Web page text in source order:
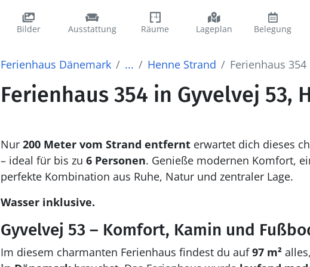
Bilder Ausstattung Räume Lageplan Belegung
Ferienhaus Dänemark ... Henne Strand Ferienhaus 354
Ferienhaus 354 in Gyvelvej 53,
Nur 200 Meter vom Strand entfernterwartet dich dieses
– ideal für bis zu 6 Personen. Genieße modernen Komfort,
perfekte Kombination aus Ruhe, Natur und zentraler Lage.
Wasser inklusive.
Gyvelvej 53 – Komfort, Kamin und
Im diesem charmanten Ferienhaus findest du auf97 m²